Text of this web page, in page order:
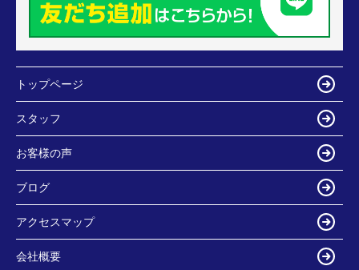
トップページ
スタッフ
お客様の声
ブログ
アクセスマップ
会社概要